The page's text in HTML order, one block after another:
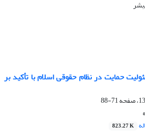
حمایت در نظام حقوقی اسلام با تأکید بر
71-88
823.27 K